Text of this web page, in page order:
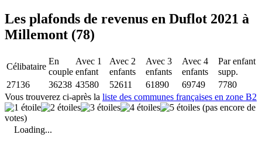
Les plafonds de revenus en Duflot 2021 à
Millemont (78)
Célibataire
En
couple
Avec 1
enfant
Avec 2
enfants
Avec 3
enfants
Avec 4
enfants
Par enfant
supp.
27136
36238 43580 52611 61890 69749
7780
Vous trouverez ci-après la liste des communes françaises en zone B2
(pas encore de
votes)
Loading...